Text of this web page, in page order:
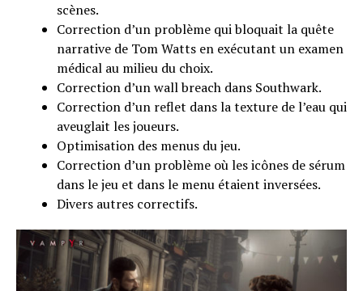
scènes.
Correction d’un problème qui bloquait la quête
narrative de Tom Watts en exécutant un examen
médical au milieu du choix.
Correction d’un wall breach dans Southwark.
Correction d’un reflet dans la texture de l’eau qui
aveuglait les joueurs.
Optimisation des menus du jeu.
Correction d’un problème où les icônes de sérum
dans le jeu et dans le menu étaient inversées.
Divers autres correctifs.